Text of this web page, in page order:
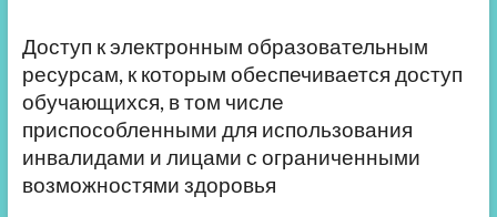
Доступ к электронным образовательным
ресурсам, к которым обеспечивается доступ
обучающихся, в том числе
приспособленными для использования
инвалидами и лицами с ограниченными
возможностями здоровья